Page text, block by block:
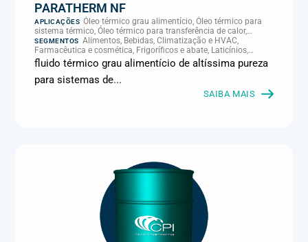
PARATHERM NF
APLICAÇÕES Óleo térmico grau alimentício, Óleo térmico para
sistema térmico, Óleo térmico para transferência de calor,
Transferência térmica
SEGMENTOS Alimentos, Bebidas, Climatização e HVAC,
Farmacêutica e cosmética, Frigoríficos e abate, Laticínios,
Panificação, Supermercados e refrigeração comercial
fluido térmico grau alimentício de altíssima pureza
para sistemas de...
SAIBA MAIS